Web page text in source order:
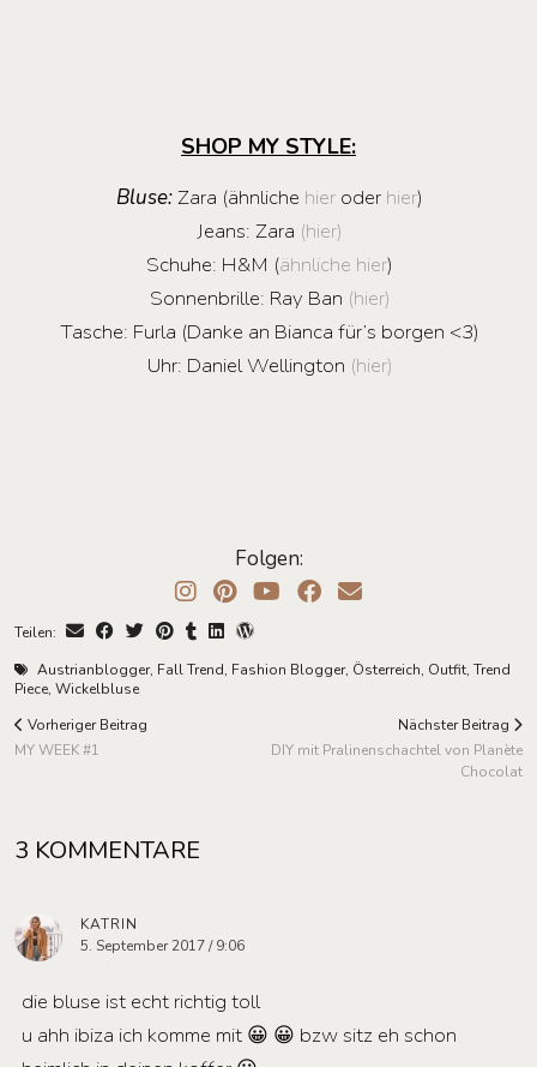
SHOP MY STYLE:
Bluse:Zara (ähnliche hier oder hier)
Jeans: Zara (hier)
Schuhe: H&M (ähnliche hier)
Sonnenbrille: Ray Ban (hier)
Tasche: Furla (Danke an Bianca für’s borgen <3)
Uhr: Daniel Wellington (hier)
Folgen:
Teilen:
Austrianblogger, Fall Trend, Fashion Blogger, Österreich, Outfit, Trend
Piece, Wickelbluse
Vorheriger Beitrag
MY WEEK #1
Nächster Beitrag
DIY mit Pralinenschachtel von Planète
Chocolat
3 KOMMENTARE
KATRIN
5. September 2017 / 9:06
die bluse ist echt richtig toll
u ahh ibiza ich komme mit 😀 😀 bzw sitz eh schon